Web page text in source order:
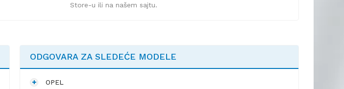
Store-u ili na našem sajtu.
ODGOVARA ZA SLEDEĆE MODELE
OPEL